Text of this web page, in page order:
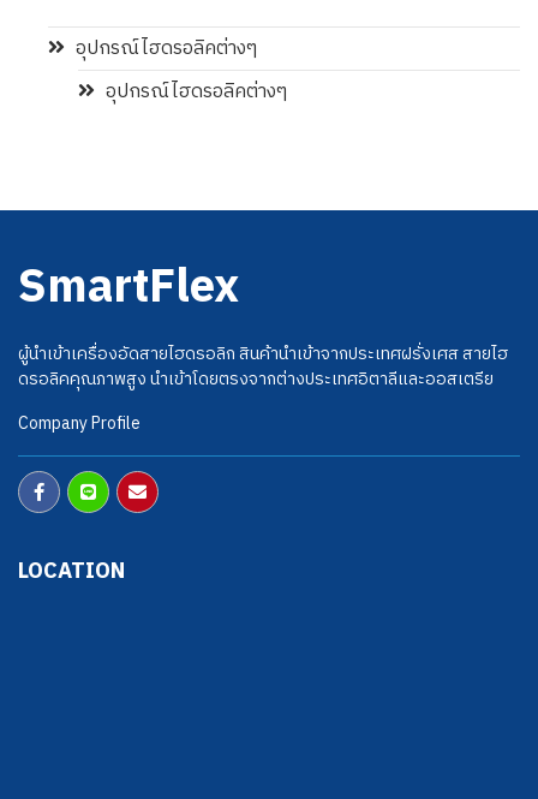
อุปกรณ์ไฮดรอลิคต่างๆ
อุปกรณ์ไฮดรอลิคต่างๆ
SmartFlex
ผู้นำเข้าเครื่องอัดสายไฮดรอลิก สินค้านำเข้าจากประเทศฝรั่งเศส สายไฮ
ดรอลิคคุณภาพสูง นำเข้าโดยตรงจากต่างประเทศอิตาลีและออสเตรีย
Company Profile
LOCATION